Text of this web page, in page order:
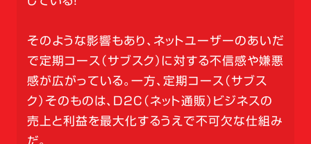
そのような影響もあり、ネットユーザーのあいだ
で定期コース（サブスク）に対する不信感や嫌悪
感が広がっている。一方、定期コース（サブス
ク）そのものは、D2C（ネット通販）ビジネスの
売上と利益を最大化するうえで不可欠な仕組み
だ。